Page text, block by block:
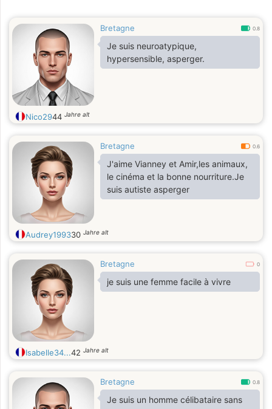
Bretagne 0.8
Je suis neuroatypique,
hypersensible, asperger.
Nico2944 Jahre alt
Bretagne 0.6
J'aime Vianney et Amir,les animaux,
le cinéma et la bonne nourriture.Je
suis autiste asperger
Audrey199330 Jahre alt
Bretagne 0
je suis une femme facile à vivre
Isabelle34...42 Jahre alt
Bretagne 0.8
Je suis un homme célibataire sans